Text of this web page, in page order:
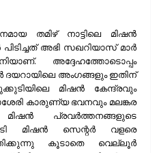
തമിഴ് നാട്ടിലെ മിഷന്‍
അഭി സഖറിയാസ് മാര്‍
അദ്ദേഹത്തോടൊപ്പം
അംഗങ്ങളും ഇതിന്
മിഷന്‍ കേന്ദ്രവും
കാരുണ്യ ഭവനവും മലങ്കര
മിഷന്‍ പ്രവര്‍ത്തനങ്ങളുടെ
മിഷന്‍ സെന്റര്‍ വളരെ
കൂടാതെ വെല്ലൂര്‍